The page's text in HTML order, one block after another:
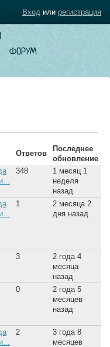
ФОРУМ
Вход или регистрация
Ответов
Последнее
обновление
348
1 месяц 1
неделя
назад
1
2 месяца 2
дня назад
3
2 года 4
месяца
назад
0
2 года 5
месяцев
назад
2
3 года 8
месяцев